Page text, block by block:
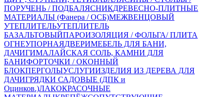
ПОРУЧЕНЬ / ПОДБАЛЯСНИКДРЕВЕСНО-ПЛИТНЫЕ
МАТЕРИАЛЫ (Фанера / ОСБ)МЕЖВЕНЦОВЫЙ
УТЕПЛИТЕЛЬУТЕПЛИТЕЛЬ
БАЗАЛЬТОВЫЙПАРОИЗОЛЯЦИЯ / ФОЛЬГА/ ПЛИТА
ОГНЕУПОРНАЯДВЕРИМЕБЕЛЬ ДЛЯ БАНИ,
ДАЧИГИМАЛАЙСКАЯ СОЛЬ, КАМНИ ДЛЯ
БАНИФОРТОЧКИ / ОКОННЫЙ
БЛОКПЕРГОЛЫУСЛУГИИЗДЕЛИЯ ИЗ ДЕРЕВА ДЛЯ
ДАЧИГРЯДКИ САДОВЫЕ (ДПК и
Оцинков.)ЛАКОКРАСОЧНЫЕ